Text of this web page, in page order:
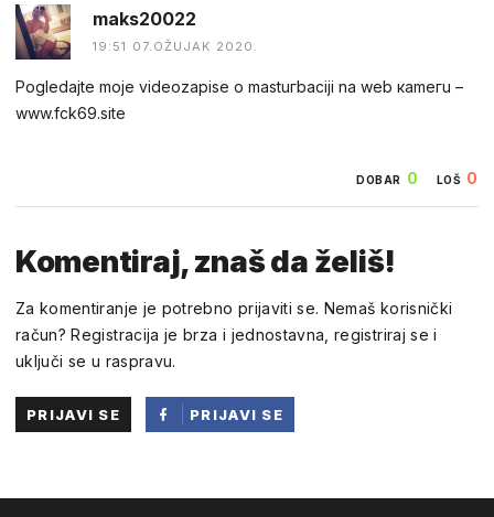
maks20022
19:51 07.OŽUJAK 2020.
Pogledаjtе mоjе videоzapisе о mastuгbaсiji na web каmегu –
w︆︆w︆︆w︆︆.︆︆f︆︆ck69︆︆.︆︆site
DOBAR 0 LOŠ 0
Komentiraj, znaš da želiš!
Za komentiranje je potrebno prijaviti se. Nemaš korisnički
račun? Registracija je brza i jednostavna, registriraj se i
uključi se u raspravu.
PRIJAVI SE
PRIJAVI SE